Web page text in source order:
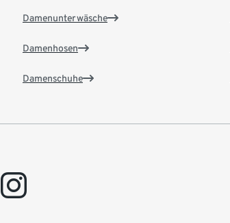
Damenunterwäsche
Damenhosen
Damenschuhe
instagram